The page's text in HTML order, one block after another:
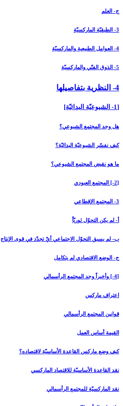
ج- العلم
3- الطبقيّة الماركسيّة
4- العوامل الطبيعية والماركسيّة
5- الذوق الفنّي والماركسيّة
4- النظرية بتفاصيلها
[1- الشيوعيّة البدائيّة]
هل وجد المجتمع الشيوعي؟
كيف نفسّر الشيوعيّة البدائيّة؟
ما هو نقيض المجتمع الشيوعي؟
[2-] المجتمع العبودي‏
3- المجتمع الإقطاعي‏
أ- لم يكن التحوّل ثوريّاً
ب- لم يسبق التحوّل الاجتماعي أيّ تجدّد في قوى الإنتاج
ج- الوضع الاقتصادي لم يتكامل
[4-] وأخيراً وجد المجتمع الرأسمالي‏
اعتراف ماركس
قوانين المجتمع الرأسمالي
القيمة أساس العمل
كيف وضع ماركس القاعدة الأساسيّة لاقتصاده؟
نقد القاعدة الأساسيّة للاقتصاد الماركسي
نقد الماركسيّة للمجتمع الرأسمالي